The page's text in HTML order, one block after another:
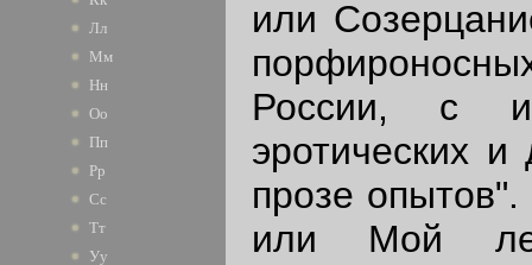
Лл
Мм
Нн
Оо
Пп
Рр
Сс
Тт
Уу
или
России, с
эротических и
прозе
или Мой